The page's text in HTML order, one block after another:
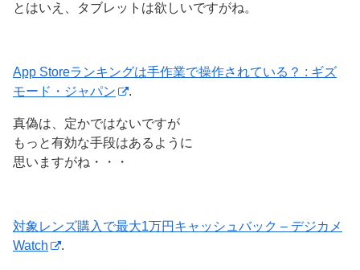
とはいえ、タブレットは欲しいですがね。
App Storeランキングは手作業で操作されている？ : ギズ
モード・ジャパン
.
真偽は、定かではないですが
もっと有効な手段はあるように
思いますがね・・・
対象レンズ購入で最大1万円キャッシュバック – デジカメ
Watch
.